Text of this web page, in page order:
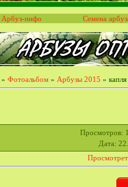
Арбуз-инфо Семена
» Фотоальбом » Арбузы 2015 »
Просмотров:
Дата: